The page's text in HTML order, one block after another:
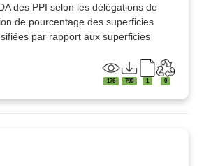
des PPI selon les délégations de
de pourcentage des superficies
par rapport aux superficies
176 790 1 0